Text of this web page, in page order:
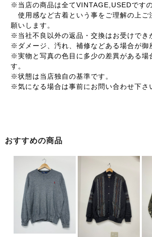
※当店の商品は全てVINTAGE,USEDです
使用感など古着という事をご理解の上ご
願いします。
※当社不良以外の返品・交換はお受けでき
※ダメージ、汚れ、補修などある場合が御
※実物と写真の色目に多少の差異がある場
す。
※状態は当店独自の基準です。
※気になる場合は事前にお問い合わせ下さ
おすすめの商品